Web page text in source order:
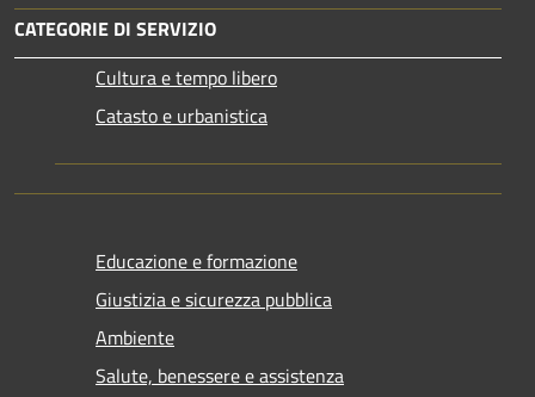
CATEGORIE DI SERVIZIO
Cultura e tempo libero
Catasto e urbanistica
Educazione e formazione
Giustizia e sicurezza pubblica
Ambiente
Salute, benessere e assistenza